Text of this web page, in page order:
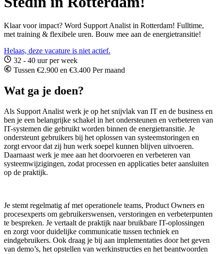
Klaar voor impact? Word Support Analist in Rotterdam! Fulltime,
met training & flexibele uren. Bouw mee aan de energietransitie!
Helaas, deze vacature is niet actief.
32 - 40 uur per week
Tussen €2.900 en €3.400 Per maand
Wat ga je doen?
Als Support Analist werk je op het snijvlak van IT en de business en
ben je een belangrijke schakel in het ondersteunen en verbeteren van
IT-systemen die gebruikt worden binnen de energietransitie. Je
ondersteunt gebruikers bij het oplossen van systeemstoringen en
zorgt ervoor dat zij hun werk soepel kunnen blijven uitvoeren.
Daarnaast werk je mee aan het doorvoeren en verbeteren van
systeemwijzigingen, zodat processen en applicaties beter aansluiten
op de praktijk.
Je stemt regelmatig af met operationele teams, Product Owners en
procesexperts om gebruikerswensen, verstoringen en verbeterpunten
te bespreken. Je vertaalt de praktijk naar bruikbare IT-oplossingen
en zorgt voor duidelijke communicatie tussen techniek en
eindgebruikers. Ook draag je bij aan implementaties door het geven
van demo’s, het opstellen van werkinstructies en het beantwoorden